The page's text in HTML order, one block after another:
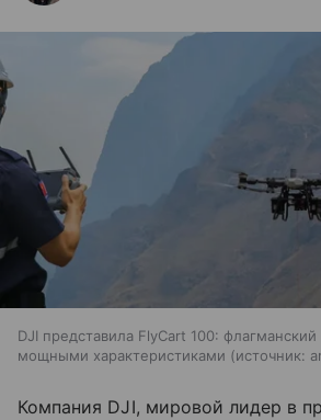
DJI представила FlyCart 100:
мощными характеристиками
источник:
Компания DJI, мировой лидер в